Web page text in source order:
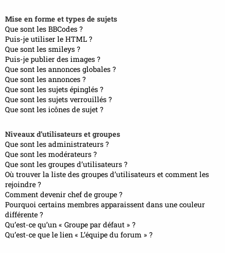
Mise en forme et types de sujets
Que sont les BBCodes ?
Puis-je utiliser le HTML ?
Que sont les smileys ?
Puis-je publier des images ?
Que sont les annonces globales ?
Que sont les annonces ?
Que sont les sujets épinglés ?
Que sont les sujets verrouillés ?
Que sont les icônes de sujet ?
Niveaux d’utilisateurs et groupes
Que sont les administrateurs ?
Que sont les modérateurs ?
Que sont les groupes d’utilisateurs ?
Où trouver la liste des groupes d’utilisateurs et comment les
rejoindre ?
Comment devenir chef de groupe ?
Pourquoi certains membres apparaissent dans une couleur
différente ?
Qu’est-ce qu’un « Groupe par défaut » ?
Qu’est-ce que le lien « L’équipe du forum » ?